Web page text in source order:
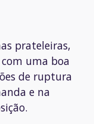
prateleiras,
uma boa
de ruptura
e na